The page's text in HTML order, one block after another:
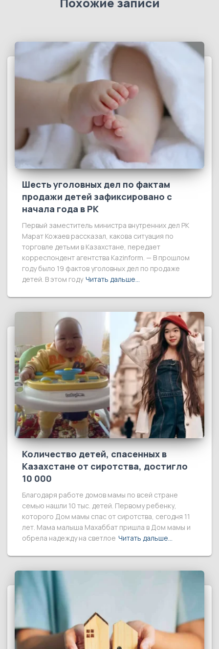
Шесть уголовных дел по фактам
продажи детей зафиксировано с
начала года в РК
Первый заместитель министра внутренних дел РК
Марат Кожаев рассказал, какова ситуация по
торговле детьми в Казахстане, передает
корреспондент агентства Kazinform. — В прошлом
году было 19 фактов уголовных дел по продаже
детей. В этом году Читать дальше…
Количество детей, спасенных в
Казахстане от сиротства, достигло
10 000
Благодаря работе домов мамы по всей стране
семью нашли 10 тыс. детей. Первому ребенку,
которого Дом мамы спас от сиротства, сегодня 11
лет. Мама малыша Махаббат пришла в Дом мамы и
обрела надежду на светлое Читать дальше…